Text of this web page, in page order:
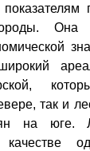
Она
так и
на юге.
качестве